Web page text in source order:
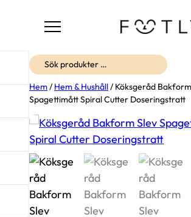
Sök
Hem / Hem & Hushåll / Köksgeråd
Spagettimått Spiral Cutter Doseringstratt